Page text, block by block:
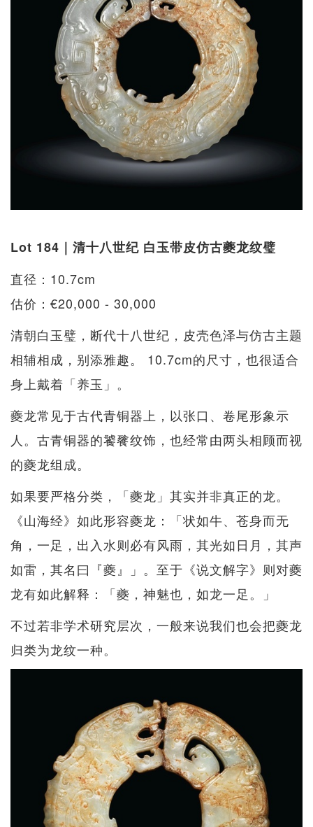
Lot 184｜清十八世纪 白玉带皮仿古夔龙纹璧
直径：10.7cm
估价：€20,000 - 30,000
清朝白玉璧，断代十八世纪，皮壳色泽与仿古主题
相辅相成，别添雅趣。 10.7cm的尺寸，也很适合
身上戴着「养玉」。
夔龙常见于古代青铜器上，以张口、卷尾形象示
人。古青铜器的饕餮纹饰，也经常由两头相顾而视
的夔龙组成。
如果要严格分类，「夔龙」其实并非真正的龙。
《山海经》如此形容夔龙：「状如牛、苍身而无
角，一足，出入水则必有风雨，其光如日月，其声
如雷，其名曰『夔』」。至于《说文解字》则对夔
龙有如此解释：「夔，神魅也，如龙一足。」
不过若非学术研究层次，一般来说我们也会把夔龙
归类为龙纹一种。